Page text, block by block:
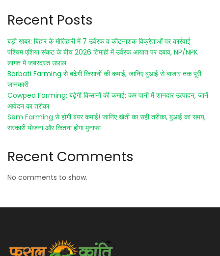
Recent Posts
बड़ी खबर: बिहार के मोतिहारी में 7 उर्वरक व कीटनाशक विक्रेताओं पर कार्रवाई
पश्चिम एशिया संकट के बीच 2026 तिमाही में उर्वरक आयात पर दबाव, NP/NPK
लागत में जबरदस्त उछाल
Barbati Farming से बढ़ेगी किसानों की कमाई, जानिए बुआई से बाजार तक पूरी
जानकारी
Cowpea Farming: बढ़ेगी किसानों की कमाई: कम पानी में शानदार उत्पादन, जानें
आवेदन का तरीका
Sem Farming से होगी बंपर कमाई! जानिए खेती का सही तरीका, बुआई का समय,
सरकारी योजना और कितना होगा मुनाफा
Recent Comments
No comments to show.